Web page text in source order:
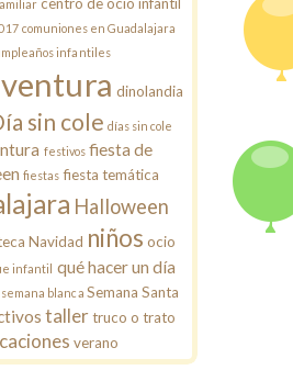
comuniones en Guadalajara
infantiles
dinolandia
sin cole días sin cole
festivos fiesta de
fiestas fiesta temática
Halloween
Navidad niños ocio
infantil qué hacer un día
semana blanca Semana Santa
tallertruco o trato
verano